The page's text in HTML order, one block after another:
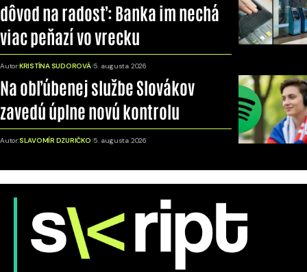
dôvod na radosť: Banka im nechá
viac peňazí vo vrecku
Autor:KRISTÍNA SUDOROVÁ 5. augusta 2026
Na obľúbenej službe Slovákov
zavedú úplne novú kontrolu
Autor:SLAVOMÍR DZURIČKO 5. augusta 2026